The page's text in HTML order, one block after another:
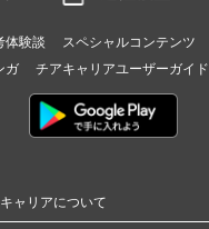
体験談 スペシャルコンテンツ
ガ チアキャリアユーザーガイド
ャリアについて